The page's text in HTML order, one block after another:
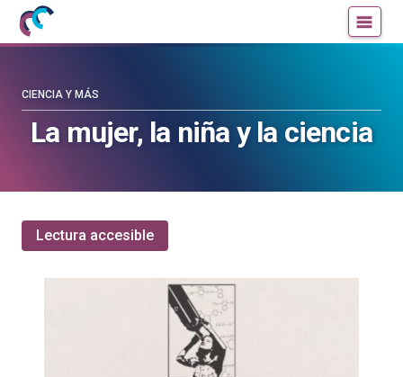
Mujeres
con
UPV/EHU
blog
UPV/EHU
La mujer, la niña y la ciencia
CIENCIA Y MÁS
Lectura accesible